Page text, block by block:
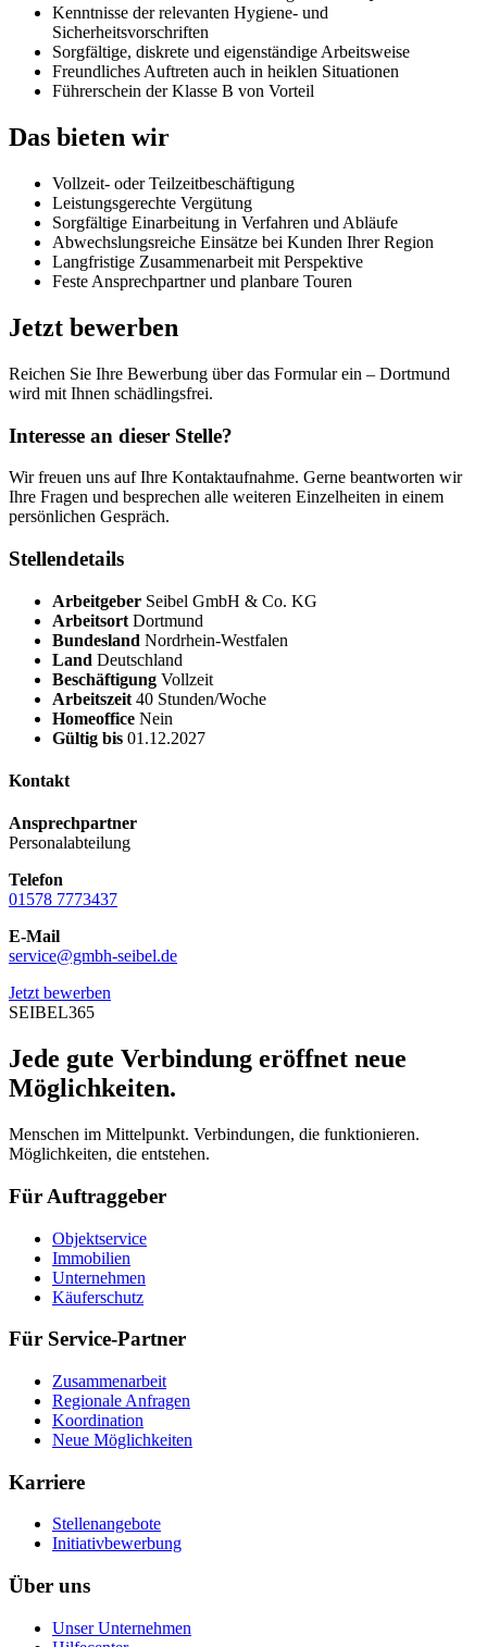
Kenntnisse der relevanten Hygiene- und
Sicherheitsvorschriften
Sorgfältige, diskrete und eigenständige Arbeitsweise
Freundliches Auftreten auch in heiklen Situationen
Führerschein der Klasse B von Vorteil
Das bieten wir
Vollzeit- oder Teilzeitbeschäftigung
Leistungsgerechte Vergütung
Sorgfältige Einarbeitung in Verfahren und Abläufe
Abwechslungsreiche Einsätze bei Kunden Ihrer Region
Langfristige Zusammenarbeit mit Perspektive
Feste Ansprechpartner und planbare Touren
Jetzt bewerben
Reichen Sie Ihre Bewerbung über das Formular ein – Dortmund
wird mit Ihnen schädlingsfrei.
Interesse an dieser Stelle?
Wir freuen uns auf Ihre Kontaktaufnahme. Gerne beantworten wir
Ihre Fragen und besprechen alle weiteren Einzelheiten in einem
persönlichen Gespräch.
Stellendetails
Arbeitgeber Seibel GmbH & Co. KG
Arbeitsort Dortmund
Bundesland Nordrhein-Westfalen
Land Deutschland
Beschäftigung Vollzeit
Arbeitszeit 40 Stunden/Woche
Homeoffice Nein
Gültig bis 01.12.2027
Kontakt
Ansprechpartner
Personalabteilung
Telefon
01578 7773437
E-Mail
service@gmbh-seibel.de
Jetzt bewerben
SEIBEL365
Jede gute Verbindung eröffnet neue
Möglichkeiten.
Menschen im Mittelpunkt. Verbindungen, die funktionieren.
Möglichkeiten, die entstehen.
Für Auftraggeber
Objektservice
Immobilien
Unternehmen
Käuferschutz
Für Service-Partner
Zusammenarbeit
Regionale Anfragen
Koordination
Neue Möglichkeiten
Karriere
Stellenangebote
Initiativbewerbung
Über uns
Unser Unternehmen